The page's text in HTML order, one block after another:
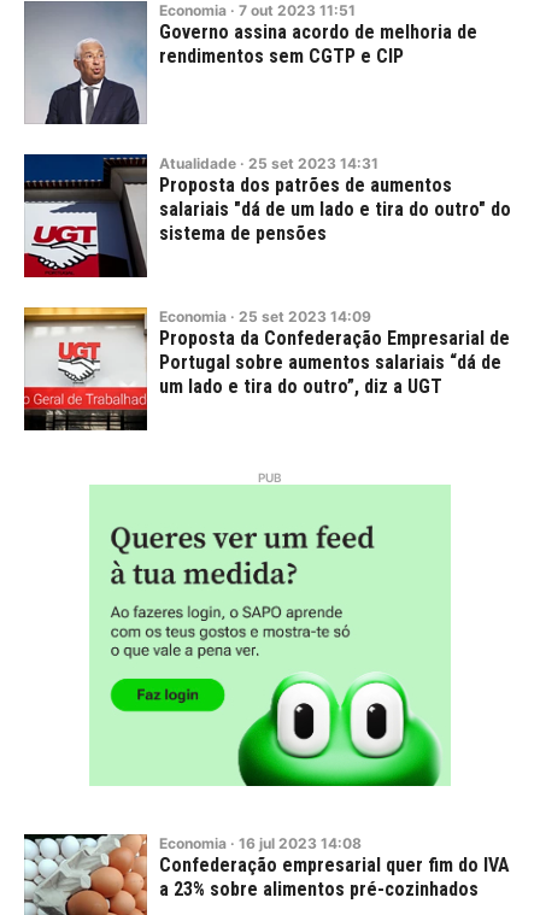
Economia · 7 out 2023 11:51
Governo assina acordo de melhoria de
rendimentos sem CGTP e CIP
Atualidade · 25 set 2023 14:31
Proposta dos patrões de aumentos
salariais "dá de um lado e tira do outro" do
sistema de pensões
Economia · 25 set 2023 14:09
Proposta da Confederação Empresarial de
Portugal sobre aumentos salariais “dá de
um lado e tira do outro”, diz a UGT
Economia · 16 jul 2023 14:08
Confederação empresarial quer fim do IVA
a 23% sobre alimentos pré-cozinhados